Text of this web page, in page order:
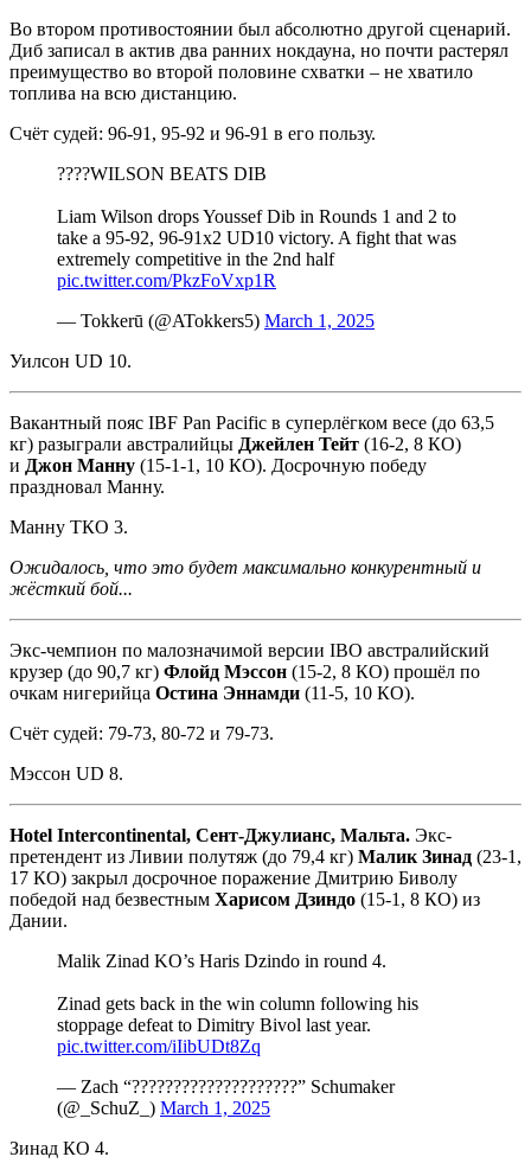
Во втором противостоянии был абсолютно другой сценарий.
Диб записал в актив два ранних нокдауна, но почти растерял
преимущество во второй половине схватки – не хватило
топлива на всю дистанцию.
Счёт судей: 96-91, 95-92 и 96-91 в его пользу.
????WILSON BEATS DIB
Liam Wilson drops Youssef Dib in Rounds 1 and 2 to
take a 95-92, 96-91x2 UD10 victory. A fight that was
extremely competitive in the 2nd half
pic.twitter.com/PkzFoVxp1R
— Tokkerū (@ATokkers5) March 1, 2025
Уилсон UD 10.
Вакантный пояс IBF Pan Pacific в суперлёгком весе (до 63,5
кг) разыграли австралийцы Джейлен Тейт (16-2, 8 КО)
и Джон Манну (15-1-1, 10 КО). Досрочную победу
праздновал Манну.
Манну ТКО 3.
Ожидалось, что это будет максимально конкурентный и
жёсткий бой...
Экс-чемпион по малозначимой версии IBO австралийский
крузер (до 90,7 кг) Флойд Мэссон (15-2, 8 КО) прошёл по
очкам нигерийца Остина Эннамди (11-5, 10 КО).
Счёт судей: 79-73, 80-72 и 79-73.
Мэссон UD 8.
Hotel Intercontinental, Сент-Джулианс, Мальта. Экс-
претендент из Ливии полутяж (до 79,4 кг) Малик Зинад (23-1,
17 КО) закрыл досрочное поражение Дмитрию Биволу
победой над безвестным Харисом Дзиндо (15-1, 8 КО) из
Дании.
Malik Zinad KO’s Haris Dzindo in round 4.
Zinad gets back in the win column following his
stoppage defeat to Dimitry Bivol last year.
pic.twitter.com/iIibUDt8Zq
— Zach “????????????????????” Schumaker
(@_SchuZ_) March 1, 2025
Зинад КО 4.